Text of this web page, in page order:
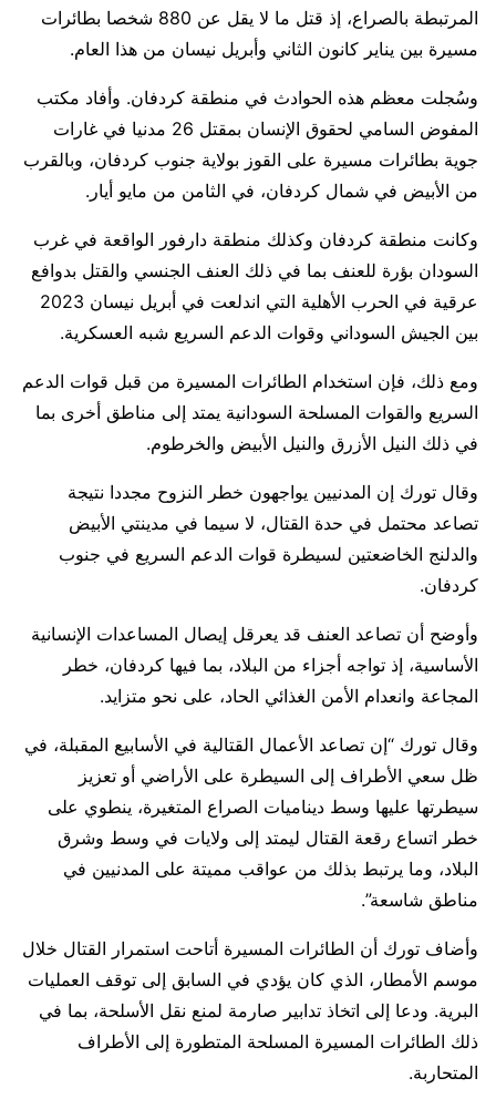
المرتبطة بالصراع، إذ قتل ما لا ⁠يقل عن 880 شخصا بطائرات
مسيرة بين يناير كانون الثاني وأبريل نيسان من هذا ​العام.
وسُجلت معظم هذه الحوادث في منطقة كردفان. وأفاد مكتب
المفوض السامي لحقوق الإنسان بمقتل 26 ​مدنيا في غارات
جوية بطائرات مسيرة على القوز بولاية جنوب كردفان، وبالقرب
من الأبيض في شمال كردفان، في الثامن من مايو أيار.
وكانت منطقة كردفان وكذلك منطقة دارفور الواقعة في غرب
السودان بؤرة للعنف بما ​في ذلك العنف الجنسي والقتل بدوافع
عرقية في الحرب الأهلية التي اندلعت في أبريل ​نيسان 2023
بين الجيش السوداني وقوات الدعم السريع شبه العسكرية.
ومع ذلك، فإن استخدام الطائرات المسيرة من قبل ‌قوات ⁠الدعم
السريع والقوات المسلحة السودانية يمتد إلى مناطق أخرى بما
في ذلك النيل الأزرق والنيل الأبيض والخرطوم.
وقال تورك إن المدنيين يواجهون خطر النزوح مجددا نتيجة
تصاعد محتمل في حدة القتال، لا سيما في مدينتي الأبيض
والدلنج الخاضعتين لسيطرة قوات الدعم السريع في جنوب
كردفان.
وأوضح أن ​تصاعد العنف قد يعرقل ​إيصال المساعدات الإنسانية
⁠الأساسية، إذ تواجه أجزاء من البلاد، بما فيها كردفان، خطر
المجاعة وانعدام الأمن الغذائي الحاد، على نحو متزايد.
وقال تورك “إن تصاعد الأعمال القتالية ​في الأسابيع المقبلة، في
ظل سعي الأطراف إلى السيطرة على الأراضي ​أو تعزيز
⁠سيطرتها عليها وسط ديناميات الصراع المتغيرة، ينطوي على
خطر اتساع رقعة القتال ليمتد إلى ولايات في وسط وشرق
البلاد، وما يرتبط بذلك من عواقب مميتة على المدنيين في
مناطق شاسعة”.
وأضاف تورك ⁠أن الطائرات المسيرة أتاحت استمرار القتال خلال
موسم الأمطار، الذي كان يؤدي في السابق إلى توقف العمليات
البرية. ودعا إلى اتخاذ تدابير صارمة لمنع نقل الأسلحة، بما في
ذلك الطائرات المسيرة المسلحة المتطورة إلى الأطراف
المتحاربة.